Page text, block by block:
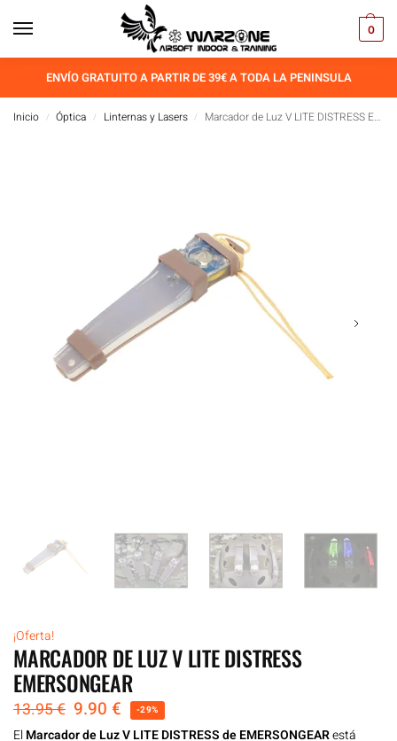
0
ENVÍO GRATUITO A PARTIR DE 39€ A TODA LA PENINSULA
Inicio / Óptica / Linternas y Lasers / Marcador de Luz V LITE DISTRESS EMERSONGEAR
¡Oferta!
MARCADOR DE LUZ V LITE DISTRESS
EMERSONGEAR
13.95€ 9.90 € -29%
El Marcador de Luz V LITE DISTRESS de EMERSONGEARestá